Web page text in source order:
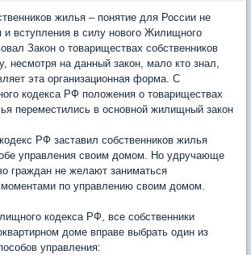
жилья – понятие для России не
и вступления в силу нового Жилищного
Закон о товариществах собственников
несмотря на данный закон, мало кто знал,
эта организационная форма. С
кодекса РФ положения о товариществах
переместились в основной жилищный закон
РФ заставил собственников жилья
управления своим домом. Но удручающе
граждан не желают заниматься
по управлению своим домом.
кодекса РФ, все собственники
доме вправе выбрать один из
управления: